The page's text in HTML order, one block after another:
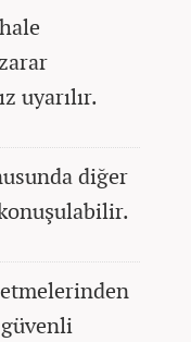
uyarılır.
diğer